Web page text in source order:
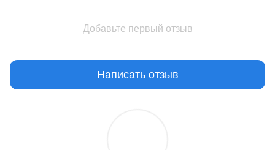
Добавьте первый отзыв
Написать отзыв